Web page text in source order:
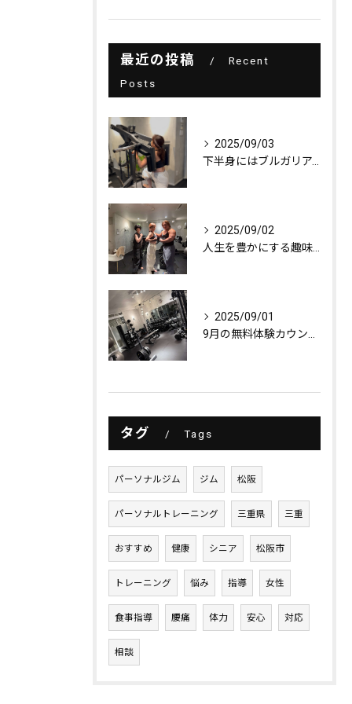
最近の投稿
Recent
Posts
2025/09/03
2025/09/02
2025/09/01
タグ Tags
パーソナルジム ジム 松阪
パーソナルトレーニング 三重県 三重
おすすめ 健康 シニア 松阪市
トレーニング 悩み 指導 女性
食事指導 腰痛 体力 安心 対応
相談